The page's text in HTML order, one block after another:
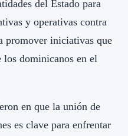
del Estado para
y operativas contra
promover iniciativas que
los dominicanos en el
en que la unión de
es clave para enfrentar